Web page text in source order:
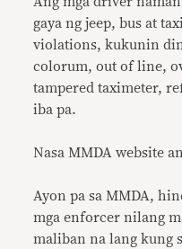
gaya ng jeep, bus at
violations, kukunin
colorum, out of line,
tampered taximeter,
iba pa.
Nasa MMDA website
Ayon pa sa MMDA,
mga enforcer nilang
maliban na lang kung